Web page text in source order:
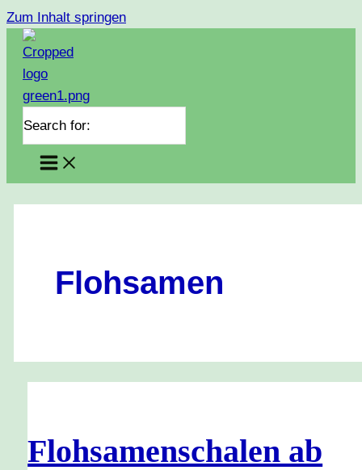
Zum Inhalt springen
Search for:
Flohsamen
Flohsamenschalen ab